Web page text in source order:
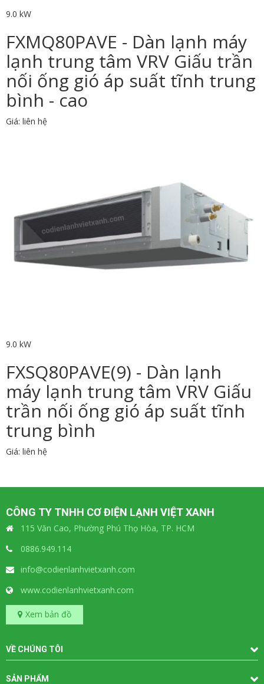
9.0 kW
FXMQ80PAVE - Dàn lạnh máy
lạnh trung tâm VRV Giấu trần
nối ống gió áp suất tĩnh trung
bình - cao
Giá: liên hệ
9.0 kW
FXSQ80PAVE(9) - Dàn lạnh
máy lạnh trung tâm VRV Giấu
trần nối ống gió áp suất tĩnh
trung bình
Giá: liên hệ
CÔNG TY TNHH CƠ ĐIỆN LẠNH VIỆT XANH
115 Văn Cao, Phường Phú Thọ Hòa, TP. HCM
0886.949.114
info@codienlanhvietxanh.com
www.codienlanhvietxanh.com
Xem bản đồ
VỀ CHÚNG TÔI
SẢN PHẨM